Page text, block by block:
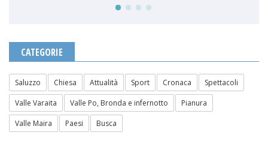
CATEGORIE
Saluzzo Chiesa Attualità Sport Cronaca
Spettacoli
Valle Varaita
Valle Po, Bronda e infernotto
Pianura
Valle Maira
Paesi Busca